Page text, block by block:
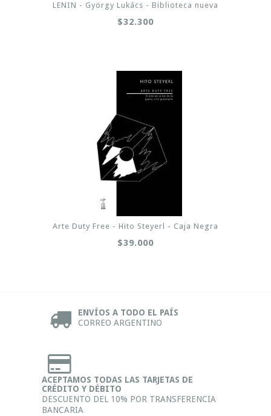
LENIN - György Lukács - Biblioteca nueva
$32.300
Arte Duty Free - Hito Steyerl - Caja Negra
$39.000
ENVÍOS A TODO EL PAÍS
CORREO ARGENTINO
ACEPTAMOS TODAS LAS TARJETAS DE
CRÉDITO Y DÉBITO
DESCUENTO DEL 10% POR TRANSFERENCIA
BANCARIA